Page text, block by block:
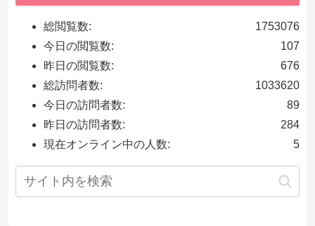
1753076
総閲覧数:
107
今日の閲覧数:
676
昨日の閲覧数:
1033620
総訪問者数:
89
今日の訪問者数:
284
昨日の訪問者数:
5
現在オンライン中の人数: